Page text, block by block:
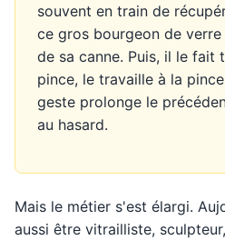
souvent en train de
ce gros bourgeon de
de sa canne. Puis, il le fait
pince, le travaille à la
geste prolonge le
au hasard.
Mais le métier s'est élargi.
aussi être vitrailliste,